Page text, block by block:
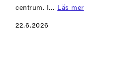
centrum. I… Läs mer
22.6.2026